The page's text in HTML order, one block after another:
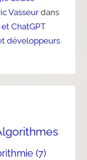
Vasseur dans
ChatGPT
développeurs
(7)